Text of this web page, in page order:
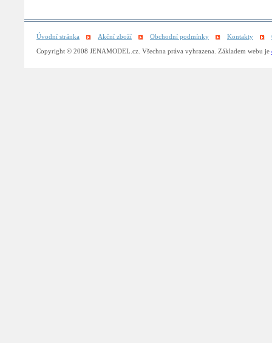
Úvodní stránka Akční zboží Obchodní podmínky Kontakty
Copyright © 2008 JENAMODEL.cz. Všechna práva vyhrazena. Základem webu je